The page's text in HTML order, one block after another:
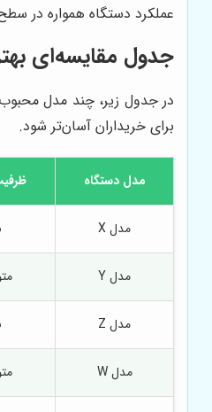
عملکرد دستگاه همواره در
جدول مقایسه‌ای
در جدول زیر، چند مدل محبوب
برای خریداران آسان‌تر شود.
مدل دستگاه
مدل X
مدل Y
مدل Z
مدل W